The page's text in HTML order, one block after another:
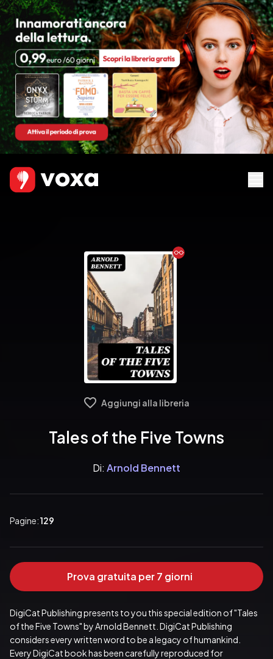
Ebook
Aggiungi alla libreria
Tales of the Five Towns
Di: Arnold Bennett
Pagine:129
Prova gratuita per 7 giorni
DigiCat Publishing presents to you this special edition of "Tales
of the Five Towns" by Arnold Bennett. DigiCat Publishing
considers every written word to be a legacy of humankind.
Every DigiCat book has been carefully reproduced for